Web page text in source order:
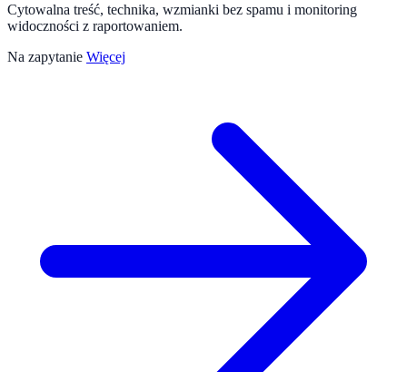
Cytowalna treść, technika, wzmianki bez spamu i monitoring
widoczności z raportowaniem.
Na zapytanie Więcej